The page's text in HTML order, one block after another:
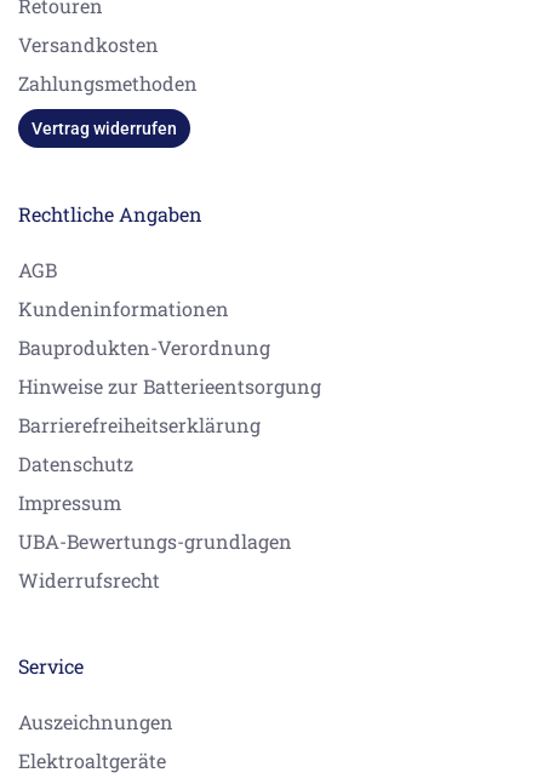
Retouren
Versandkosten
Zahlungsmethoden
Vertrag widerrufen
Rechtliche Angaben
AGB
Kundeninformationen
Bauprodukten-Verordnung
Hinweise zur Batterieentsorgung
Barrierefreiheitserklärung
Datenschutz
Impressum
UBA-Bewertungs-grundlagen
Widerrufsrecht
Service
Auszeichnungen
Elektroaltgeräte